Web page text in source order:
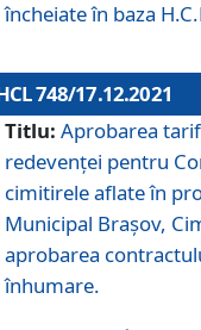
încheiate în baza
748/17.12.2021
Titlu: Aprobarea
redevenţei pentru
cimitirele aflate în
Municipal Braşov,
aprobarea
înhumare.